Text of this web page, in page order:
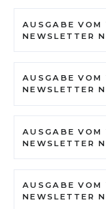
AUSGABE
NEWSLETTER
AUSGABE
NEWSLETTER
AUSGABE
NEWSLETTER
AUSGABE
NEWSLETTER